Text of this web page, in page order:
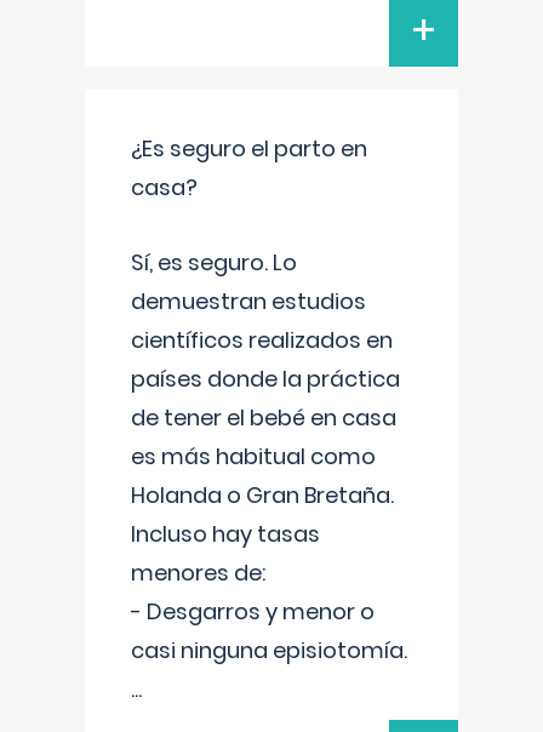
+
¿Es seguro el parto en
casa?
Sí, es seguro. Lo
demuestran estudios
científicos realizados en
países donde la práctica
de tener el bebé en casa
es más habitual como
Holanda o Gran Bretaña.
Incluso hay tasas
menores de:
- Desgarros y menor o
casi ninguna episiotomía.
...